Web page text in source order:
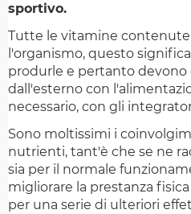
sportivo.
Tutte le vitamine contenute
l'organismo, questo
produrle e pertanto
dall'esterno con
necessario, con gli
Sono moltissimi i
nutrienti, tant'è che se ne
sia per il normale
migliorare la prestanza
per una serie di ulteriori